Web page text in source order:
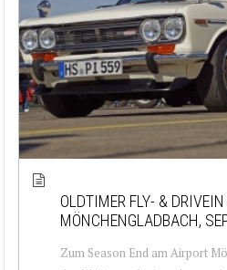
OLDTIMER FLY- &
MÖNCHENGLADBACH,
Zum Season End am Airport